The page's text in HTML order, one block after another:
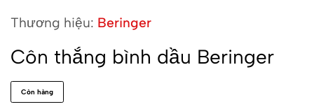
Thương hiệu: Beringer
Côn thắng bình dầu Beringer
Còn hàng